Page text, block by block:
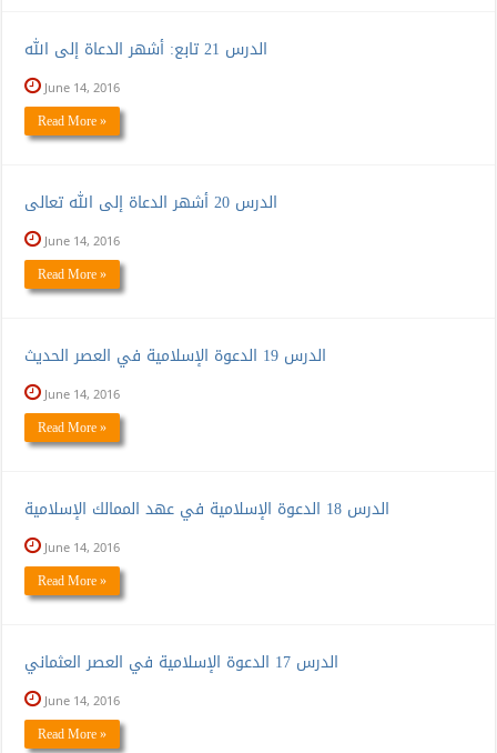
الدرس 21 تابع: أشهر الدعاة إلى الله
June 14, 2016
Read More »
الدرس 20 أشهر الدعاة إلى الله تعالى
June 14, 2016
Read More »
الدرس 19 الدعوة الإسلامية في العصر الحديث
June 14, 2016
Read More »
الدرس 18 الدعوة الإسلامية في عهد الممالك الإسلامية
June 14, 2016
Read More »
الدرس 17 الدعوة الإسلامية في العصر العثماني
June 14, 2016
Read More »